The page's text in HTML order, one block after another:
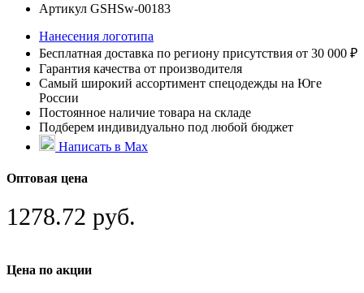
Артикул GSHSw-00183
Нанесения логотипа
Бесплатная доставка по региону присутствия от 30 000 ₽
Гарантия качества от производителя
Самый широкий ассортимент спецодежды на Юге
России
Постоянное наличие товара на складе
Подберем индивидуально под любой бюджет
Написать в Max
Оптовая цена
1278.72 руб.
Цена по акции